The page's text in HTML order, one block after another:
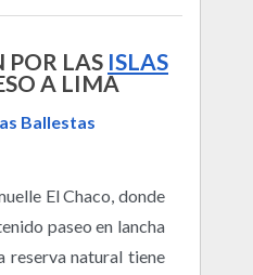
POR LAS ISLAS
A LIMA
Ballestas
El Chaco, donde
paseo en lancha
reserva natural tiene